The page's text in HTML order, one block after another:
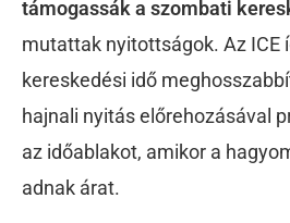
támogassák a szombati
mutattak nyitottságok. Az ICE
kereskedési idő
hajnali nyitás előrehozásával
az időablakot, amikor a
adnak árat.